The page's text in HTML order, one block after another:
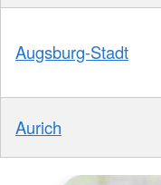
Augsburg-Stadt
Aurich